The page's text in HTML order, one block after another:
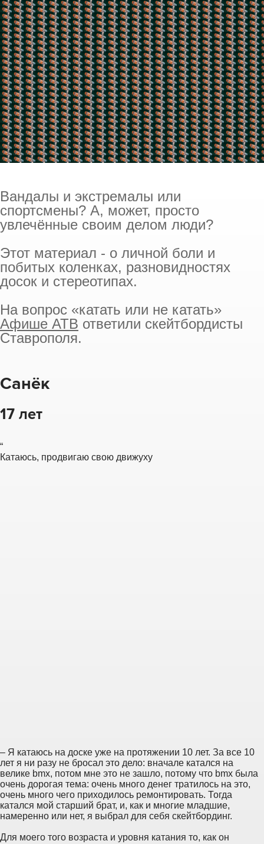
Вандалы и экстремалы или
спортсмены? А, может, просто
увлечённые своим делом люди?
Этот материал - о личной боли и
побитых коленках, разновидностях
досок и стереотипах.
На вопрос «катать или не катать»
Афише АТВ ответили скейтбордисты
Ставрополя.
Санёк
17 лет
“
Катаюсь, продвигаю свою движуху
– Я катаюсь на доске уже на протяжении 10 лет. За все 10
лет я ни разу не бросал это дело: вначале катался на
велике bmx, потом мне это не зашло, потому что bmx была
очень дорогая тема: очень много денег тратилось на это,
очень много чего приходилось ремонтировать. Тогда
катался мой старший брат, и, как и многие младшие,
намеренно или нет, я выбрал для себя скейтбординг.
Для моего того возраста и уровня катания то, как он